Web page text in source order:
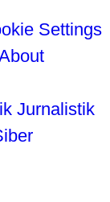
Settings
Jurnalistik